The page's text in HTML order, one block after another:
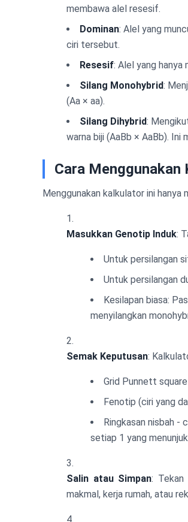
membawa alel resesif.
Dominan: Alel yang
ciri tersebut.
Resesif: Alel yang hanya
Silang Monohybrid:
(Aa × aa).
Silang Dihybrid:
warna biji (AaBb × AaBb). Ini
Cara
Menggunakan kalkulator ini hanya
Masukkan Genotip Induk:
Untuk persilangan
Untuk persilangan
Kesilapan biasa:
menyilangkan
Semak Keputusan:
Grid Punnett
Fenotip (ciri yang
Ringkasan nisbah -
setiap 1 yang
Salin atau Simpan: Tekan
makmal, kerja rumah, atau